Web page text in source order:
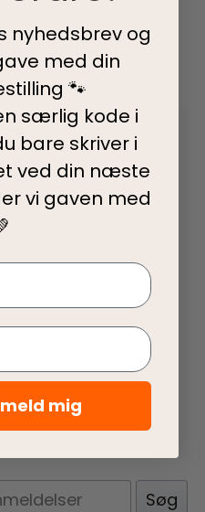
0%
Søg
nyhedsbrev og
med din
🐾
særlig kode i
bare skriver i
ved din næste
vi gaven med
mig